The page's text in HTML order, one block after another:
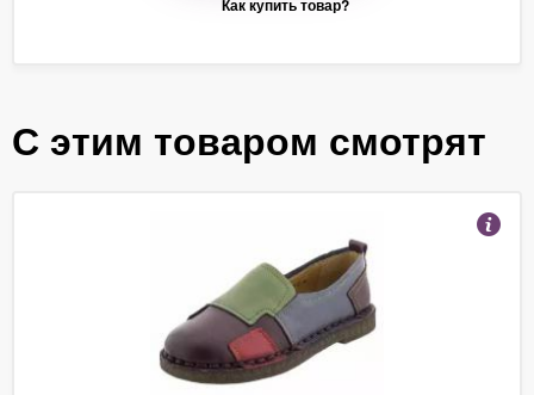
С этим товаром смотрят